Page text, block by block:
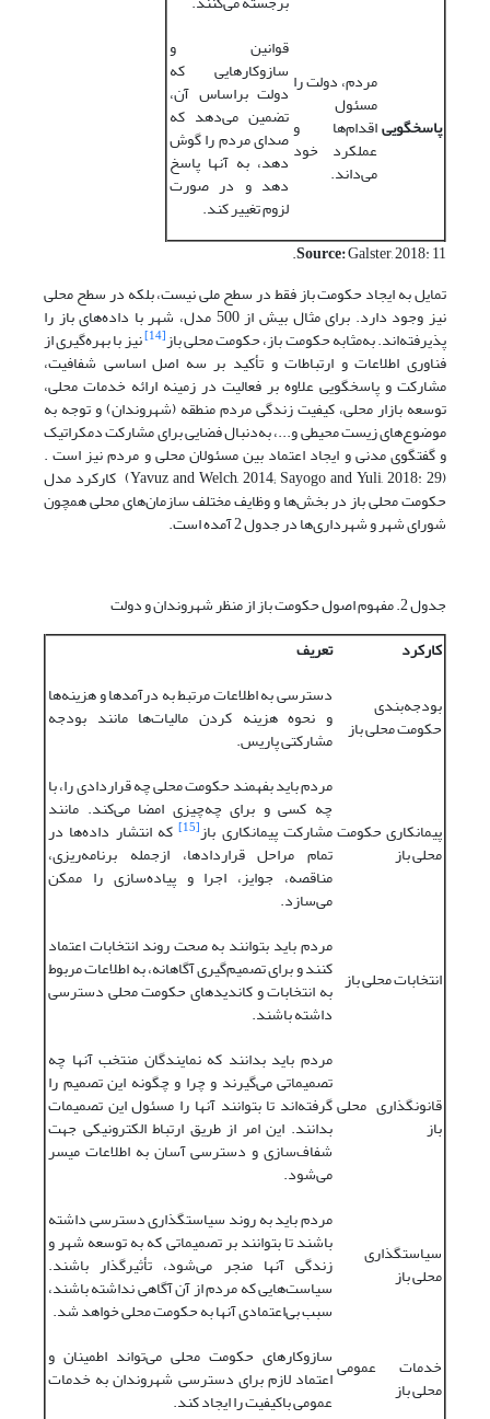
پاسخگویی
مردم، دولت را
مسئول
اقدام‌ها و
عملکرد خود
می‌داند.
قوانین و
سازوکارهایی که
دولت براساس آن،
تضمین می‌دهد که
صدای مردم را گوش
دهد، به آنها پاسخ
دهد و در صورت
لزوم تغییر کند.
Source:Galster, 2018: 11.
تمایل به ایجاد حکومت باز فقط در سطح ملی نیست، بلکه در سطح محلی
نیز وجود دارد. برای مثال بیش از 500 مدل، شهر با داده‌های باز را
پذیرفته‌اند. به‌مثابه حکومت باز، حکومت محلی باز[14] نیز با بهره‌گیری از
فناوری اطلاعات و ارتباطات و تأکید بر سه اصل اساسی شفافیت،
مشارکت و پاسخگویی علاوه بر فعالیت در زمینه ارائه خدمات محلی،
توسعه بازار محلی، کیفیت زندگی مردم منطقه (شهروندان) و توجه به
موضوع‌های زیست محیطی و...، به‌دنبال فضایی برای مشارکت دمکراتیک
و گفتگوی مدنی و ایجاد اعتماد بین مسئولان محلی و مردم نیز است .
(Yavuz and Welch, 2014; Sayogo and Yuli, 2018: 29) کارکرد مدل
حکومت محلی باز در بخش‌ها و وظایف مختلف سازمان‌های محلی همچون
شورای‌ شهر و شهرداری‌ها در جدول 2 آمده است.
جدول 2. مفهوم اصول حکومت باز از منظر شهروندان و دولت
کارکرد
تعریف
بودجه‌بندی
حکومت محلی باز
دسترسی به اطلاعات مرتبط به درآمدها و هزینه‌ها
و نحوه هزینه ‌کردن مالیات‌ها مانند بودجه
مشارکتی پاریس.
پیمانکاری حکومت
محلی باز
مردم باید بفهمند حکومت محلی چه قراردادی را، با
چه کسی و برای چه‌چیزی امضا می‌کند. مانند
مشارکت پیمانکاری باز[15] که انتشار داده‌ها در
تمام مراحل قراردادها، ازجمله برنامه‌ریزی،
مناقصه، جوایز، اجرا و پیاده‌سازی را ممکن
می‌سازد.
انتخابات محلی باز
مردم باید بتوانند به صحت روند انتخابات اعتماد
کنند و برای تصمیم‌گیری آگاهانه، به اطلاعات مربوط
به انتخابات و کاندیدهای حکومت محلی دسترسی
داشته باشند.
قانونگذاری محلی
باز
مردم باید بدانند که نمایندگان منتخب آنها چه
تصمیماتی می‌گیرند و چرا و چگونه این تصمیم را
گرفته‌اند تا بتوانند آنها را مسئول این تصمیمات
بدانند. این امر از طریق ارتباط الکترونیکی جهت
شفاف‌سازی و دسترسی آسان به اطلاعات میسر
می‌شود.
سیاستگذاری
محلی باز
مردم باید به روند سیاستگذاری دسترسی داشته
باشند تا بتوانند بر تصمیماتی که به توسعه شهر و
زندگی آنها منجر می‌شود، تأثیرگذار باشند.
سیاست‌هایی که مردم از آن آگاهی نداشته‌ باشند،
سبب بی‌اعتمادی آنها به حکومت محلی خواهد شد.
خدمات عمومی
محلی باز
سازوکارهای حکومت محلی می‌تواند اطمینان و
اعتماد لازم برای دسترسی شهروندان به خدمات
عمومی باکیفیت را ایجاد کند.